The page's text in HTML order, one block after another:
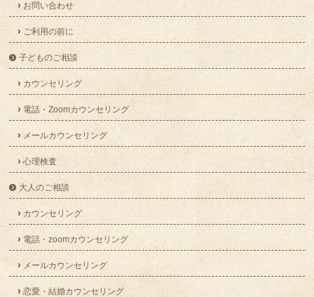
お問い合わせ
ご利用の前に
子どものご相談
カウンセリング
電話・Zoomカウンセリング
メールカウンセリング
心理検査
大人のご相談
カウンセリング
電話・zoomカウンセリング
メールカウンセリング
恋愛・結婚カウンセリング